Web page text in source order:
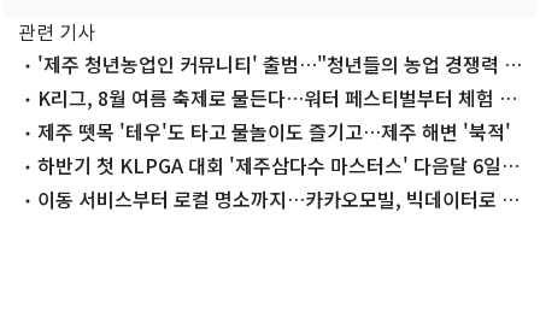
관련 기사
'제주 청년농업인 커뮤니티' 출범…"청년들의 농업 경쟁력 강
화"K리그, 8월 여름 축제로 물든다…워터 페스티벌부터 체험 행
사까지
제주 뗏목 '테우'도 타고 물놀이도 즐기고…제주 해변 '북적'
하반기 첫 KLPGA 대회 '제주삼다수 마스터스' 다음달 6일
열린다
이동 서비스부터 로컬 명소까지…카카오모빌, 빅데이터로 관